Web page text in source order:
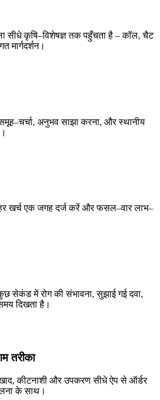
सीधे कृषि–विशेषज्ञ तक पहुँचता है – कॉल, चैट
मार्गदर्शन।
अनुभव साझा करना, और स्थानीय
खर्च एक जगह दर्ज करें और फसल–वार लाभ–
सेकंड में रोग की संभावना, सुझाई गई दवा,
दिखता है।
तरीका
कीटनाशी और उपकरण सीधे ऐप से ऑर्डर
के साथ।